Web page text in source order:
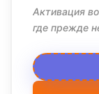
Активация
где прежде